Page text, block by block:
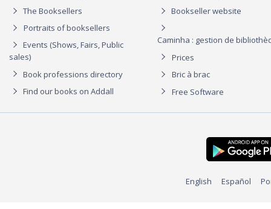
The Booksellers
Portraits of booksellers
Events (Shows, Fairs, Public
sales)
Book professions directory
Find our books on Addall
Bookseller website
Caminha : gestion de
Prices
Bric à brac
Free Software
English Español